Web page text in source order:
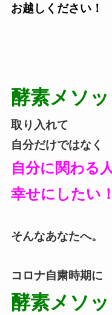
お越しください！
酵素メソ
取り入れて
自分だけではなく
自分に関わる
幸せにしたい！
そんなあなたへ。
コロナ自粛時期に
酵素メソ